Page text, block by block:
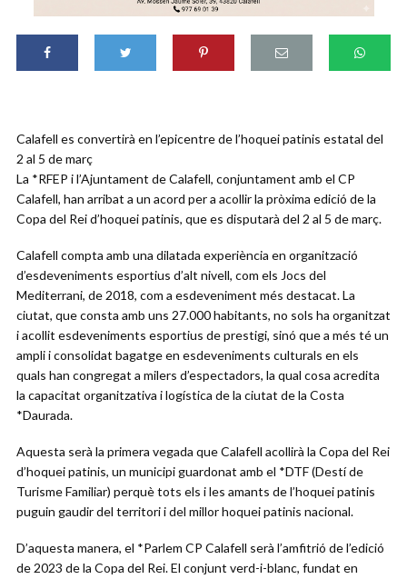
Calafell es convertirà en l’epicentre de l’hoquei patinis estatal del
2 al 5 de març
La *RFEP i l’Ajuntament de Calafell, conjuntament amb el CP
Calafell, han arribat a un acord per a acollir la pròxima edició de la
Copa del Rei d’hoquei patinis, que es disputarà del 2 al 5 de març.
Calafell compta amb una dilatada experiència en organització
d’esdeveniments esportius d’alt nivell, com els Jocs del
Mediterrani, de 2018, com a esdeveniment més destacat. La
ciutat, que consta amb uns 27.000 habitants, no sols ha organitzat
i acollit esdeveniments esportius de prestigi, sinó que a més té un
ampli i consolidat bagatge en esdeveniments culturals en els
quals han congregat a milers d’espectadors, la qual cosa acredita
la capacitat organitzativa i logística de la ciutat de la Costa
*Daurada.
Aquesta serà la primera vegada que Calafell acollirà la Copa del Rei
d’hoquei patinis, un municipi guardonat amb el *DTF (Destí de
Turisme Familiar) perquè tots els i les amants de l’hoquei patinis
puguin gaudir del territori i del millor hoquei patinis nacional.
D’aquesta manera, el *Parlem CP Calafell serà l’amfitrió de l’edició
de 2023 de la Copa del Rei. El conjunt verd-i-blanc, fundat en